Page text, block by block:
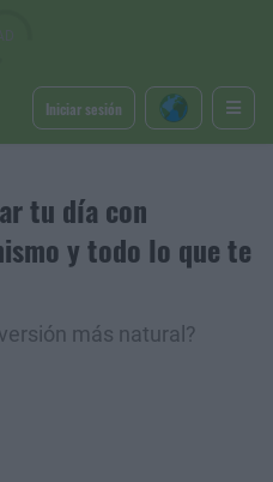
Iniciar sesión
tu día con
y todo lo que te
más natural?